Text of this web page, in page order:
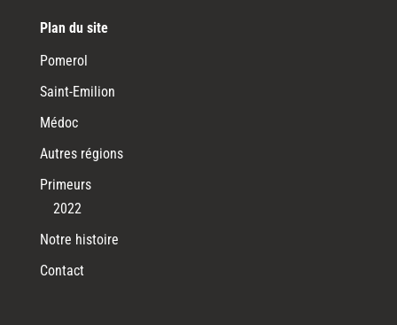
Plan du site
Pomerol
Saint-Emilion
Médoc
Autres régions
Primeurs
2022
Notre histoire
Contact